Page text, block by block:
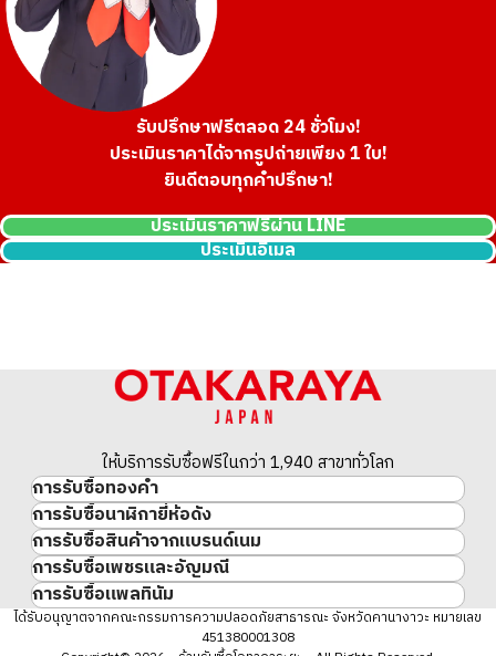
รับปรึกษาฟรีตลอด 24 ชั่วโมง!
ประเมินราคาได้จากรูปถ่ายเพียง 1 ใบ!
ยินดีตอบทุกคำปรึกษา!
ประเมินราคาฟรีผ่าน LINE
ประเมินอีเมล
ให้บริการรับซื้อฟรีในกว่า 1,940 สาขาทั่วโลก
การรับซื้อทองคำ
ทองคำ
ทองคำแท่ง
เหรียญทองคำ/เหรียญเงิน
ประวัติราคาทองคำ 10 ปี
ทองรูปพรรณ
การรับซื้อนาฬิกายี่ห้อดัง
นาฬิกาแบรนด์เนม
Rolex
Patek Philippe
Audemars Piguet
การรับซื้อสินค้าจากแบรนด์เนม
สินค้าแบรนด์เนม
Cartier
LOUIS VUITTON
การรับซื้อเพชรและอัญมณี
อัญมณี
เพชร
การรับซื้อแพลทินัม
แพลทินัม
ได้รับอนุญาตจากคณะกรรมการความปลอดภัยสาธารณะ จังหวัดคานางาวะ หมายเลข
451380001308